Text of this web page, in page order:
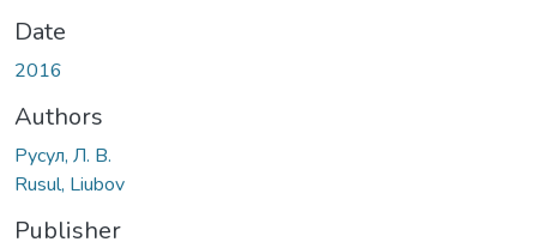
Date
2016
Authors
Русул, Л. В.
Rusul, Liubov
Publisher